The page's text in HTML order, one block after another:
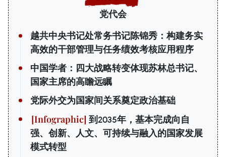
党代会
越共中央书记处常务书记陈锦秀：构建务实
高效的干部管理与任务绩效考核应用程序
中国学者：四大战略转变体现苏林总书记、
国家主席的高瞻远瞩
党际外交为国家间关系奠定政治基础
到2035年，基本完成向自
强、创新、人文、可持续与融入的国家发展
模式转型